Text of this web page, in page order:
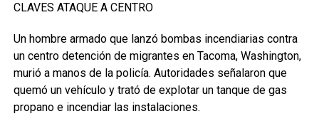
CLAVES ATAQUE A CENTRO
Un hombre armado que lanzó bombas incendiarias contra
un centro detención de migrantes en Tacoma, Washington,
murió a manos de la policía. Autoridades señalaron que
quemó un vehículo y trató de explotar un tanque de gas
propano e incendiar las instalaciones.